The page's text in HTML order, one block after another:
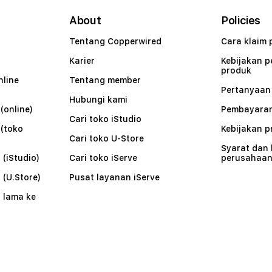
lama ke
About
Tentang Copperwired
Karier
Tentang member
Hubungi kami
Cari toko iStudio
Cari toko U-Store
Cari toko iServe
Pusat layanan iServe
Policies
Cara klaim
Kebijakan
produk
Pertanyaan
Kebijakan
Syarat dan
perusahaan